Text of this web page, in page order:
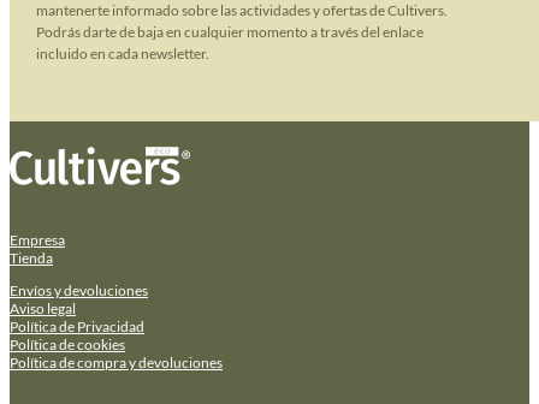
mantenerte informado sobre las actividades y ofertas de Cultivers.
Podrás darte de baja en cualquier momento a través del enlace
incluido en cada newsletter.
Empresa
Tienda
Envíos y devoluciones
Aviso legal
Política de Privacidad
Política de cookies
Política de compra y devoluciones